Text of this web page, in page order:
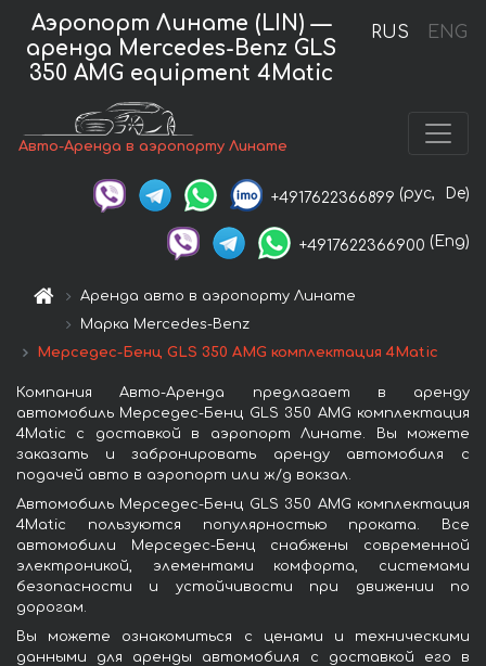
RUS ENG
Аэропорт Линате (LIN) —
аренда Mercedes-Benz GLS
350 AMG equipment 4Matic
Авто-Аренда в аэропорту Линате
+4917622366899 (рус, De)
+4917622366900 (Eng)
Аренда авто в аэропорту Линате
Марка Mercedes-Benz
Мерседес-Бенц GLS 350 AMG комплектация 4Matic
Компания Авто-Аренда предлагает в аренду
автомобиль Мерседес-Бенц GLS 350 AMG комплектация
4Matic с доставкой в аэропорт Линате. Вы можете
заказать и забронировать аренду автомобиля с
подачей авто в аэропорт или ж/д вокзал.
Автомобиль Мерседес-Бенц GLS 350 AMG комплектация
4Matic пользуются популярностью проката. Все
автомобили Мерседес-Бенц снабжены современной
электроникой, элементами комфорта, системами
безопасности и устойчивости при движении по
дорогам.
Вы можете ознакомиться с ценами и техническими
данными для аренды автомобиля с доставкой его в